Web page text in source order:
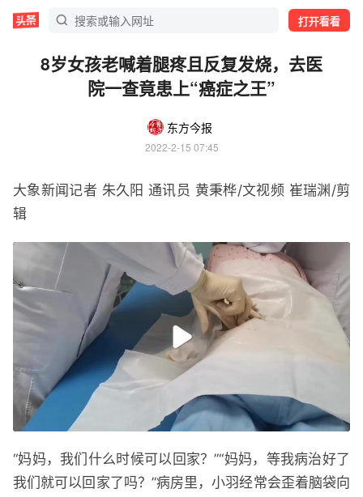
打开看看
8岁女孩老喊着腿疼且反复发烧，去医
院一查竟患上“癌症之王”
东方今报
2022-2-15 07:45
大象新闻记者 朱久阳 通讯员 黄秉桦/文视频 崔瑞渊/剪
辑
“妈妈，我们什么时候可以回家？”“妈妈，等我病治好了
我们就可以回家了吗？”病房里，小羽经常会歪着脑袋向